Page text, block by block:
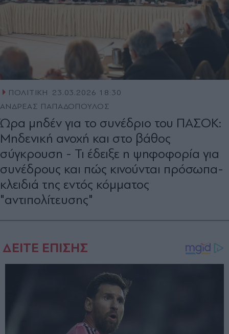
ΠΟΛΙΤΙΚΗ
23.03.2026 18:30
ΑΝΔΡΕΑΣ ΠΑΠΑΔΟΠΟΥΛΟΣ
Ώρα μηδέν για το συνέδριο του ΠΑΣΟΚ:
Μηδενική ανοχή και στο βάθος
σύγκρουση - Τι έδειξε η ψηφοφορία για
συνέδρους και πώς κινούνται πρόσωπα-
κλειδιά της εντός κόμματος
"αντιπολίτευσης"